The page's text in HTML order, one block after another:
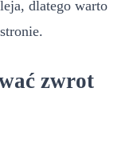
dlatego warto
zwrot